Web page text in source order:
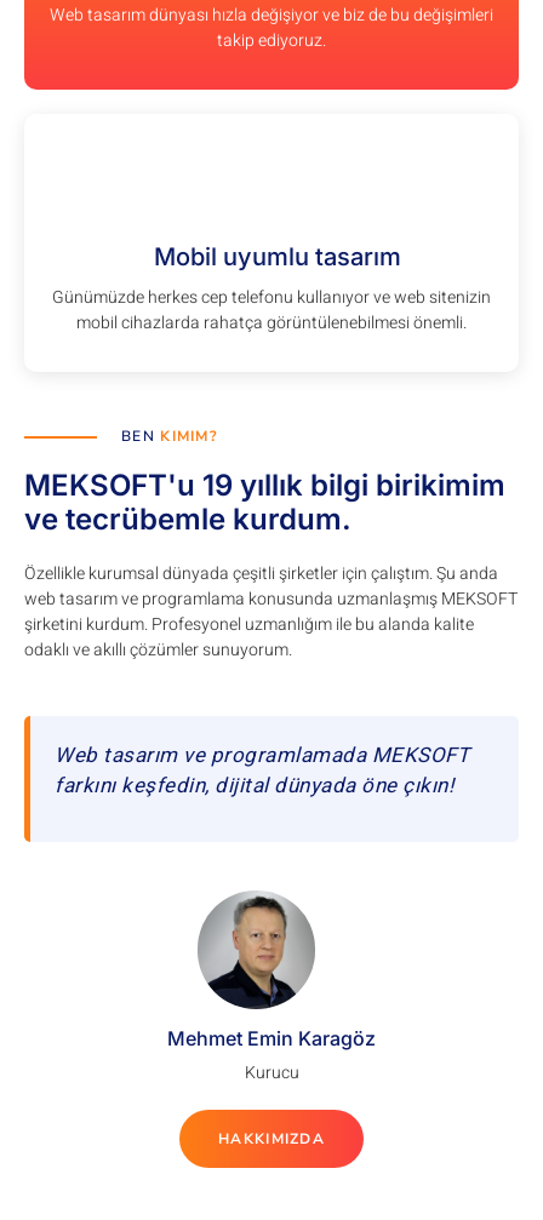
Web tasarım dünyası hızla değişiyor ve biz de bu değişimleri
takip ediyoruz.
Mobil uyumlu tasarım
Günümüzde herkes cep telefonu kullanıyor ve web sitenizin
mobil cihazlarda rahatça görüntülenebilmesi önemli.
BEN KIMIM?
MEKSOFT'u 19 yıllık bilgi birikimim
ve tecrübemle kurdum.
Özellikle kurumsal dünyada çeşitli şirketler için çalıştım. Şu anda
web tasarım ve programlama konusunda uzmanlaşmış MEKSOFT
şirketini kurdum. Profesyonel uzmanlığım ile bu alanda kalite
odaklı ve akıllı çözümler sunuyorum.
Web tasarım ve programlamada MEKSOFT
farkını keşfedin, dijital dünyada öne çıkın!
Mehmet Emin Karagöz
Kurucu
HAKKIMIZDA